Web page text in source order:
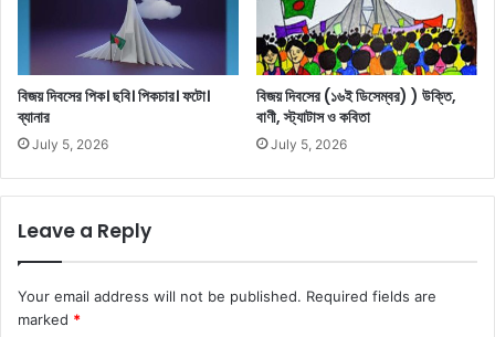
বিজয় দিবসের পিক। ছবি। পিকচার। ফটো।
ব্যানার
July 5, 2026
বিজয় দিবসের (১৬ই ডিসেম্বর) ) উক্তি,
বাণী, স্ট্যাটাস ও কবিতা
July 5, 2026
Leave a Reply
Your email address will not be published. Required fields are
marked *